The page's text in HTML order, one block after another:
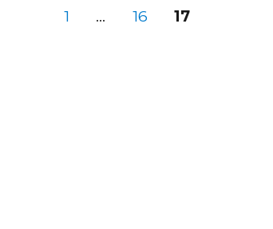
Posts
PAGE
1 … PAGE
16 PAGE
17